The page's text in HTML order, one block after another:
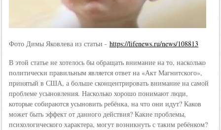
Фото Димы Яковлева из статьи - https://lifenews.ru/news/108813
В этой статье не хотелось бы обращать внимание на то, насколько
политически правильным является ответ на «Акт Магнитского»,
принятый в США, а больше сконцентрировать внимание на самой
проблеме усыновления. Насколько хорошо понимают люди,
которые собираются усыновить ребёнка, на что они идут? Каков
может быть эффект от данного действия? Какие проблемы,
психологического характера, могут возникнуть с таким ребёнком?